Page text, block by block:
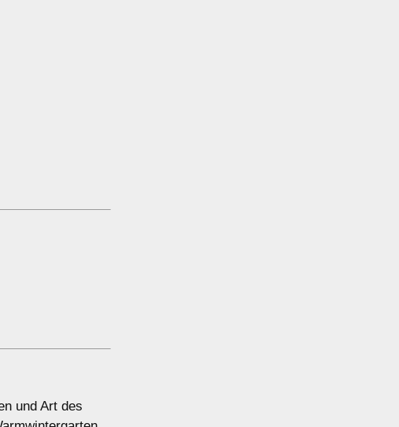
und Art des